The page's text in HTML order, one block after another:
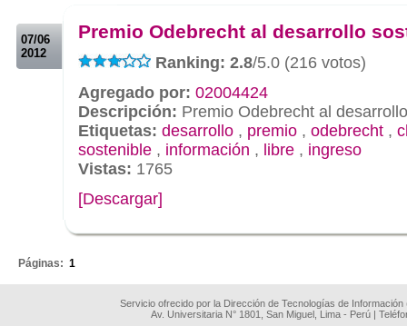
07/06
2012
Premio Odebrecht al desarrollo
Ranking: 2.8/5.0 (216 votos)
Agregado por: 02004424
Descripción: Premio Odebrecht al
Etiquetas: desarrollo , premio , odebrecht ,
sostenible , información , libre , ingreso
Vistas: 1765
[Descargar]
Páginas: 1
Servicio ofrecido por la Dirección de Tecnologías de
Av. Universitaria N° 1801, San Miguel, Lima - Perú |